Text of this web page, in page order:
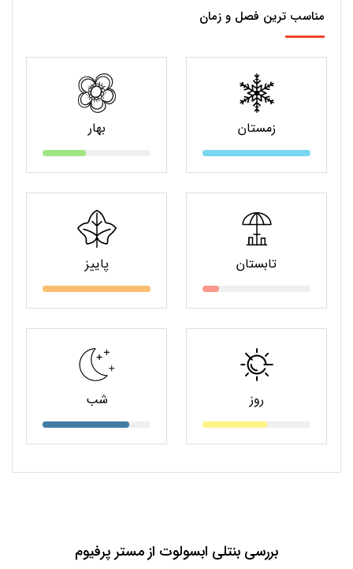
مناسب ترین فصل و زمان
زمستان بهار
تابستان پاییز
روز شب
بررسی بنتلی ابسولوت از مستر پرفیوم